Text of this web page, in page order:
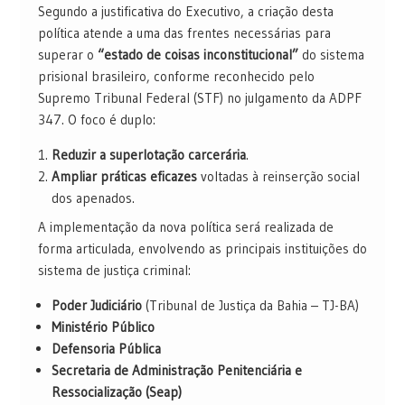
Segundo a justificativa do Executivo, a criação desta
política atende a uma das frentes necessárias para
superar o “estado de coisas inconstitucional”do sistema
prisional brasileiro, conforme reconhecido pelo
Supremo Tribunal Federal (STF) no julgamento da ADPF
347. O foco é duplo:
Reduzir a superlotação carcerária.
Ampliar práticas eficazesvoltadas à reinserção social
dos apenados.
A implementação da nova política será realizada de
forma articulada, envolvendo as principais instituições do
sistema de justiça criminal:
Poder Judiciário(Tribunal de Justiça da Bahia – TJ-BA)
Ministério Público
Defensoria Pública
Secretaria de Administração Penitenciária e
Ressocialização (Seap)